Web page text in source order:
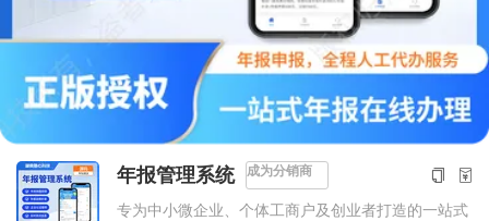
年报管理系统 成为分销商
专为中小微企业、个体工商户及创业者打造的一站式